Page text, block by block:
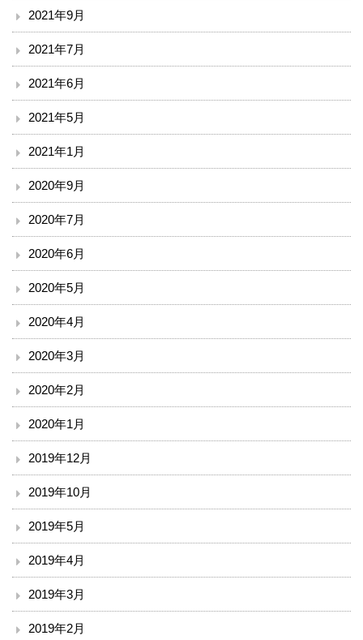
2021年9月
2021年7月
2021年6月
2021年5月
2021年1月
2020年9月
2020年7月
2020年6月
2020年5月
2020年4月
2020年3月
2020年2月
2020年1月
2019年12月
2019年10月
2019年5月
2019年4月
2019年3月
2019年2月